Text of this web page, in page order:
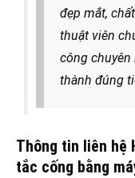
đẹp mắt,
thuật viên
công chuyên
thành đúng
Thông tin liên hệ
tắc cống bằng